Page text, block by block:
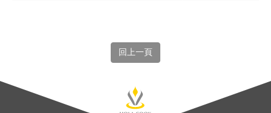
回上一頁